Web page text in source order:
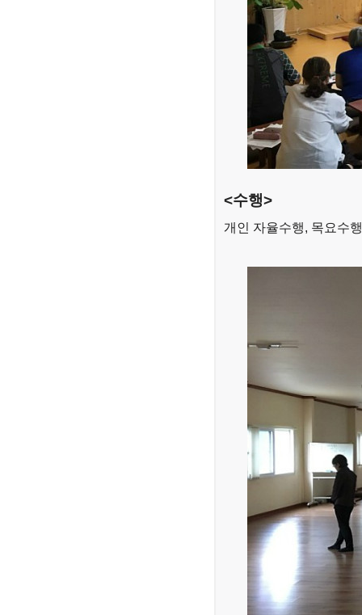
<수행>
개인 자율수행, 목요수